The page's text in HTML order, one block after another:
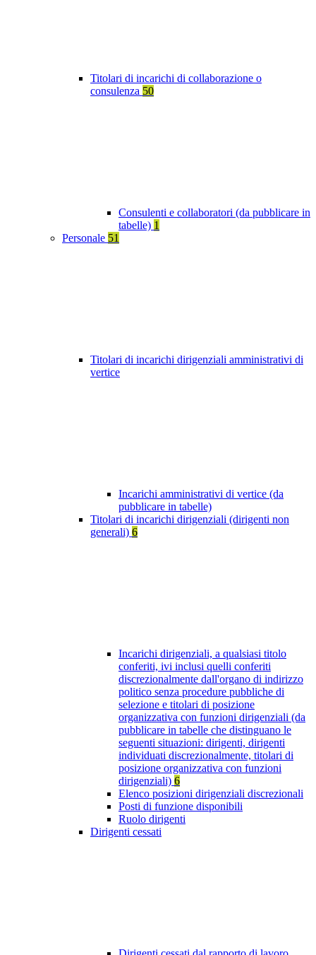
Titolari di incarichi di collaborazione o
consulenza 50
Consulenti e collaboratori (da pubblicare in
tabelle) 1
Personale 51
Titolari di incarichi dirigenziali amministrativi di
vertice
Incarichi amministrativi di vertice (da
pubblicare in tabelle)
Titolari di incarichi dirigenziali (dirigenti non
generali) 6
Incarichi dirigenziali, a qualsiasi titolo
conferiti, ivi inclusi quelli conferiti
discrezionalmente dall'organo di indirizzo
politico senza procedure pubbliche di
selezione e titolari di posizione
organizzativa con funzioni dirigenziali (da
pubblicare in tabelle che distinguano le
seguenti situazioni: dirigenti, dirigenti
individuati discrezionalmente, titolari di
posizione organizzativa con funzioni
dirigenziali) 6
Elenco posizioni dirigenziali discrezionali
Posti di funzione disponibili
Ruolo dirigenti
Dirigenti cessati